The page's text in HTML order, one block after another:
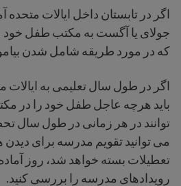
اگر در تابستان داخل ایالات متحده
جولای یا آگست به مکتب طفل خود
که در مورد طریقه شامل شدن
اگر در طول سال تعلیمی به ایالات
باید هرچه عاجل طفل خود را در
توانند در هر زمانی در طول سال
می توانید تقویم مدرسه برای
تعطیلات بسته خواهد شد، روز
رویدادهای مدرسه را بررسی کنید.